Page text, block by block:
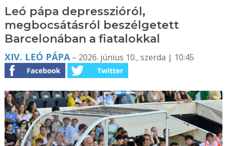
Leó pápa depresszióról,
megbocsátásról beszélgetett
Barcelonában a fiatalokkal
XIV. LEÓ PÁPA– 2026. június 10., szerda | 10:45